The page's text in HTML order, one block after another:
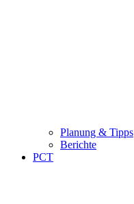
Planung & Tipps
Berichte
PCT